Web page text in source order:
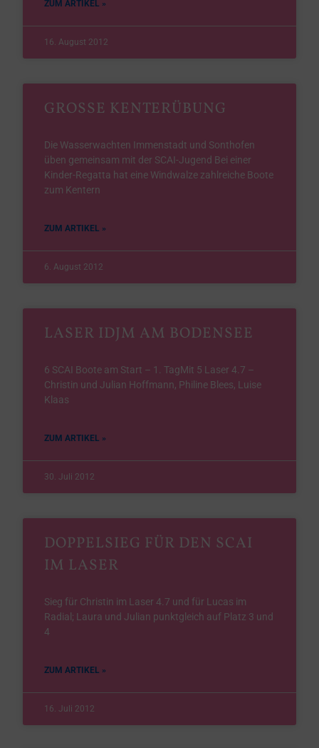
ZUM ARTIKEL »
16. August 2012
GROSSE KENTERÜBUNG
Die Wasserwachten Immenstadt und Sonthofen
üben gemeinsam mit der SCAI-Jugend Bei einer
Kinder-Regatta hat eine Windwalze zahlreiche Boote
zum Kentern
ZUM ARTIKEL »
6. August 2012
LASER IDJM AM BODENSEE
6 SCAI Boote am Start – 1. TagMit 5 Laser 4.7 –
Christin und Julian Hoffmann, Philine Blees, Luise
Klaas
ZUM ARTIKEL »
30. Juli 2012
DOPPELSIEG FÜR DEN SCAI
IM LASER
Sieg für Christin im Laser 4.7 und für Lucas im
Radial; Laura und Julian punktgleich auf Platz 3 und
4
ZUM ARTIKEL »
16. Juli 2012